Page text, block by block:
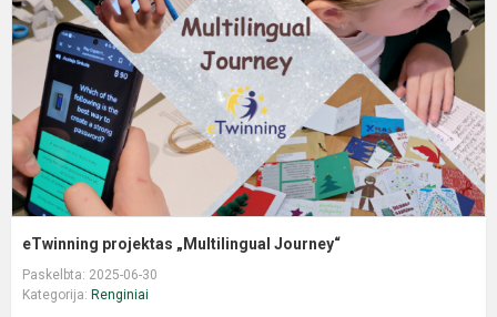
eTwinning projektas „Multilingual Journey“
Paskelbta: 2025-06-30
Kategorija: Renginiai